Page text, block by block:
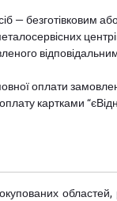
— безготівковим
оплати
картками
окупованих